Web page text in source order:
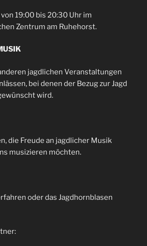
19:00 bis 20:30 Uhr im
Zentrum am Ruhehorst.
jagdlichen Veranstaltungen
bei denen der Bezug zur Jagd
wird.
die Freude an jagdlicher Musik
musizieren möchten.
oder das Jagdhornblasen